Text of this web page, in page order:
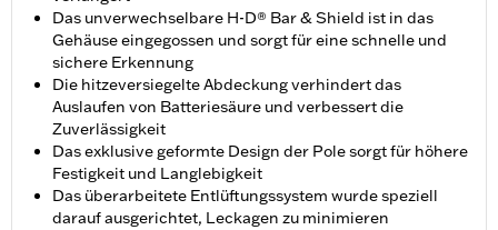
Das unverwechselbare H-D® Bar & Shield ist in das
Gehäuse eingegossen und sorgt für eine schnelle und
sichere Erkennung
Die hitzeversiegelte Abdeckung verhindert das
Auslaufen von Batteriesäure und verbessert die
Zuverlässigkeit
Das exklusive geformte Design der Pole sorgt für höhere
Festigkeit und Langlebigkeit
Das überarbeitete Entlüftungssystem wurde speziell
darauf ausgerichtet, Leckagen zu minimieren